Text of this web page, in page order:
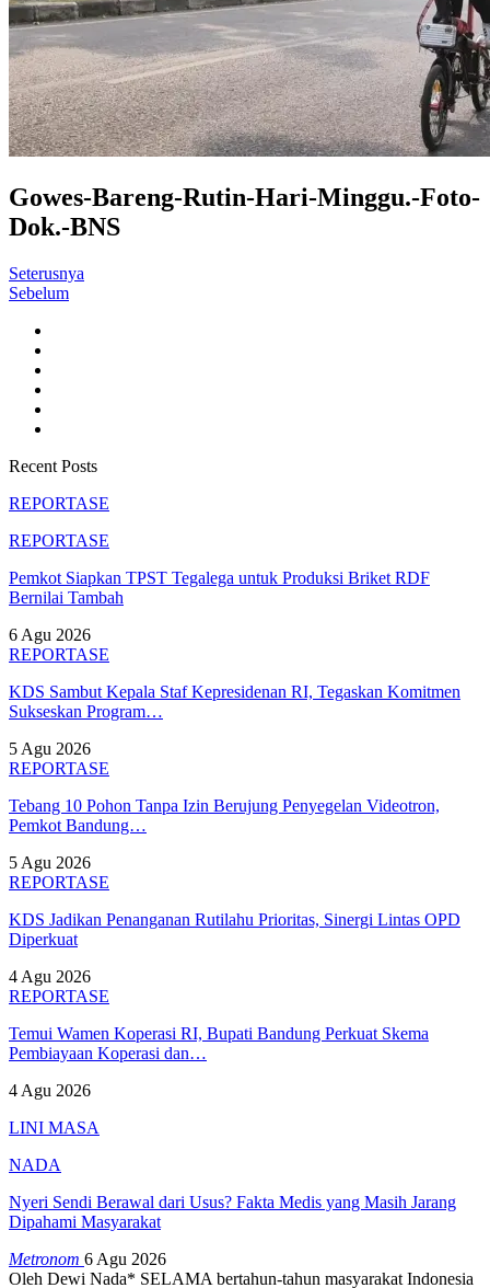
Gowes-Bareng-Rutin-Hari-Minggu.-Foto-
Dok.-BNS
Seterusnya
Sebelum
Recent Posts
REPORTASE
REPORTASE
Pemkot Siapkan TPST Tegalega untuk Produksi Briket RDF
Bernilai Tambah
6 Agu 2026
REPORTASE
KDS Sambut Kepala Staf Kepresidenan RI, Tegaskan Komitmen
Sukseskan Program…
5 Agu 2026
REPORTASE
Tebang 10 Pohon Tanpa Izin Berujung Penyegelan Videotron,
Pemkot Bandung…
5 Agu 2026
REPORTASE
KDS Jadikan Penanganan Rutilahu Prioritas, Sinergi Lintas OPD
Diperkuat
4 Agu 2026
REPORTASE
Temui Wamen Koperasi RI, Bupati Bandung Perkuat Skema
Pembiayaan Koperasi dan…
4 Agu 2026
LINI MASA
NADA
Nyeri Sendi Berawal dari Usus? Fakta Medis yang Masih Jarang
Dipahami Masyarakat
Metronom 6 Agu 2026
Oleh Dewi Nada* SELAMA bertahun-tahun masyarakat Indonesia